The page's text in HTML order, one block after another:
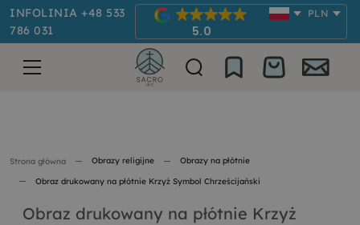
INFOLINIA +48 533
786 031
5.0
PLN
Strona główna Obrazy religijne Obrazy na płótnie
Obraz drukowany na płótnie Krzyż Symbol Chrześcijański
Obraz drukowany na płótnie Krzyż